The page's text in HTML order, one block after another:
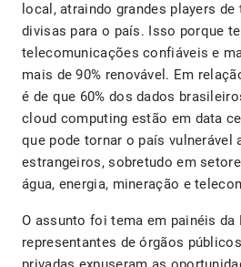
local, atraindo grandes players
divisas para o país. Isso porque
telecomunicações confiáveis e
mais de 90% renovável. Em
é de que 60% dos dados
cloud computing estão em data
que pode tornar o país vulnerável
estrangeiros, sobretudo em
água, energia, mineração e
O assunto foi tema em painéis da
representantes de órgãos